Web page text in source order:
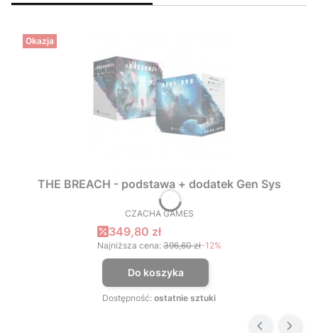
Okazja
THE BREACH - podstawa + dodatek Gen Sys
PRODUCENT
CZACHA GAMES
Cena promocyjna
349,80 zł
Najniższa cena: 396,60 zł-12%
Do koszyka
Dostępność: ostatnie sztuki